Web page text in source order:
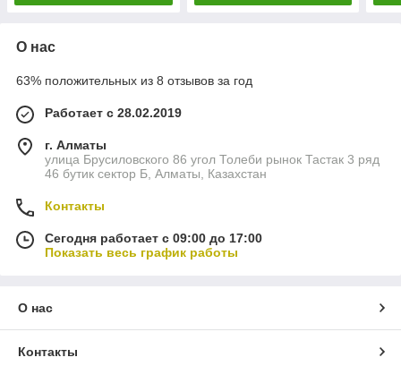
О нас
63% положительных из 8 отзывов за год
Работает с 28.02.2019
г. Алматы
улица Брусиловского 86 угол Толеби рынок Тастак 3 ряд
46 бутик сектор Б, Алматы, Казахстан
Контакты
Сегодня работает с 09:00 до 17:00
Показать весь график работы
О нас
Контакты